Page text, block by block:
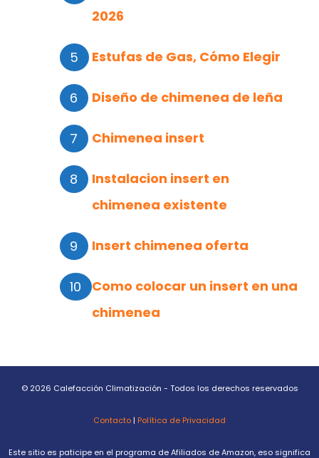
2026
Estufas de Gas, Cómo Elegir
Diseño de chimenea de leña
Chimenea insert
Instalacion insert en
chimenea existente
Insert chimenea oferta
Como colocar un insert en una
chimenea
© 2026 Calefacción Climatización - Todos los derechos reservados
Contacto | Política de Privacidad
Este sitio es paticipe en el programa de Afiliados de Amazon, eso significa